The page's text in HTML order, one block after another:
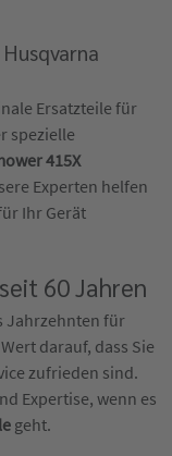
Ersatzteile für
spezielle
415X
Experten helfen
Ihr Gerät
60 Jahren
Jahrzehnten für
darauf, dass Sie
zufrieden sind.
Expertise, wenn es
geht.